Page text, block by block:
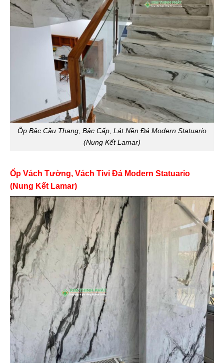
Ốp Bậc Cầu Thang, Bậc Cấp, Lát Nền Đá Modern Statuario
(Nung Kết Lamar)
Ốp Vách Tường, Vách Tivi Đá Modern Statuario
(Nung Kết Lamar)